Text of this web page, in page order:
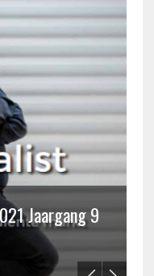
Jaargang 9